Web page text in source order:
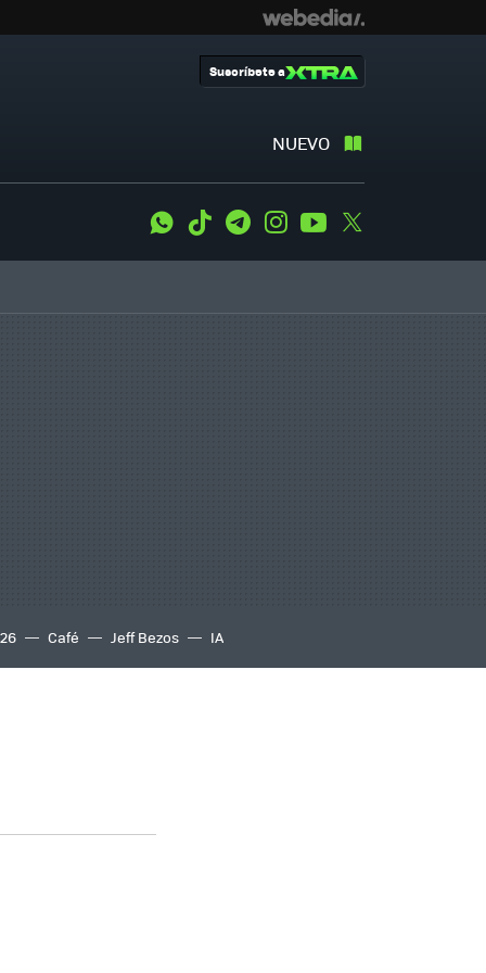
NUEVO
Suscríbete a
WhatsApp
Tiktok TelegramInstagramYoutube
Café Jeff Bezos IA